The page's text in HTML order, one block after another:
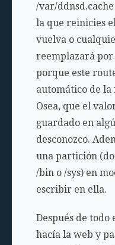
/var/
la que reinicies
vuelva o
reemplazará por
porque este
automático de la
Osea, que el
guardado en
desconozco.
una partición
/bino /sys) en
escribir en ella.
Después de
hacía la web y